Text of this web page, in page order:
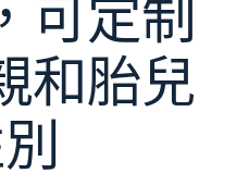
可定制
和胎兒